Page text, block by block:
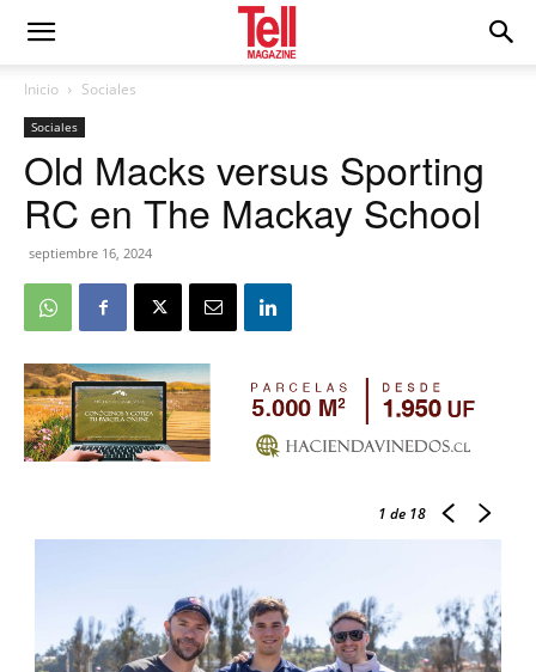
Inicio Sociales
Sociales
Old Macks versus Sporting
RC en The Mackay School
septiembre 16, 2024
1 de 18